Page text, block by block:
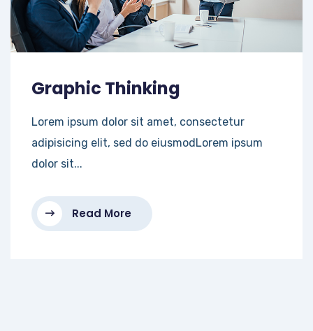
Graphic Thinking
Lorem ipsum dolor sit amet, consectetur
adipisicing elit, sed do eiusmodLorem ipsum
dolor sit...
Read More